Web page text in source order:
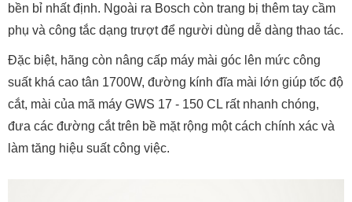
bền bỉ nhất định. Ngoài ra Bosch còn trang bị thêm tay cầm
phụ và công tắc dạng trượt để người dùng dễ dàng thao tác.
Đặc biệt, hãng còn nâng cấp máy mài góc lên mức công
suất khá cao tân 1700W, đường kính đĩa mài lớn giúp tốc độ
cắt, mài của mã máy GWS 17 - 150 CL rất nhanh chóng,
đưa các đường cắt trên bề mặt rộng một cách chính xác và
làm tăng hiệu suất công việc.